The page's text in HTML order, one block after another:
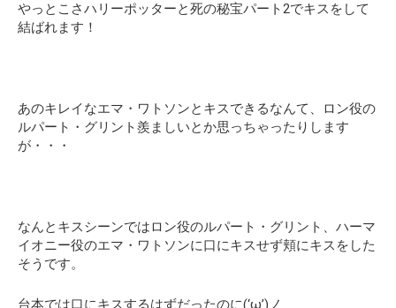
やっとこさハリーポッターと死の秘宝パート2でキスをして
結ばれます！
あのキレイなエマ・ワトソンとキスできるなんて、ロン役の
ルパート・グリント羨ましいとか思っちゃったりします
が・・・
なんとキスシーンではロン役のルパート・グリント、ハーマ
イオニー役のエマ・ワトソンに口にキスせず頬にキスをした
そうです。
台本では口にキスするはずだったのに(‘ω’)ノ